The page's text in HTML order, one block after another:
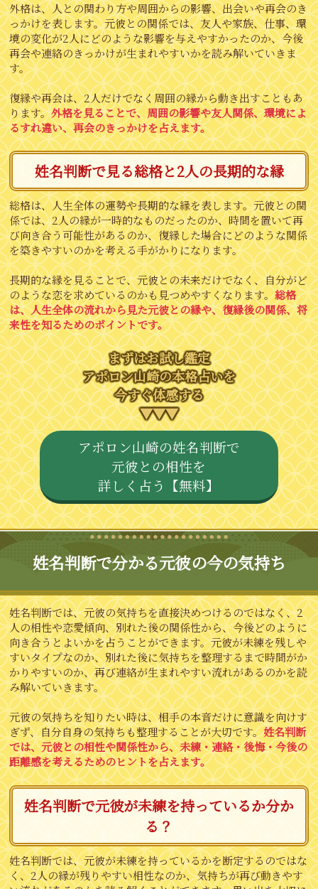
外格は、人との関わり方や周囲からの影響、出会いや再会のき
っかけを表します。元彼との関係では、友人や家族、仕事、環
境の変化が2人にどのような影響を与えやすかったのか、今後
再会や連絡のきっかけが生まれやすいかを読み解いていきま
す。
復縁や再会は、2人だけでなく周囲の縁から動き出すこともあ
ります。外格を見ることで、周囲の影響や友人関係、環境によ
るすれ違い、再会のきっかけを占えます。
姓名判断で見る総格と2人の長期的な縁
総格は、人生全体の運勢や長期的な縁を表します。元彼との関
係では、2人の縁が一時的なものだったのか、時間を置いて再
び向き合う可能性があるのか、復縁した場合にどのような関係
を築きやすいのかを考える手がかりになります。
長期的な縁を見ることで、元彼との未来だけでなく、自分がど
のような恋を求めているのかも見つめやすくなります。総格
は、人生全体の流れから見た元彼との縁や、復縁後の関係、将
来性を知るためのポイントです。
まずはお試し鑑定
アポロン山崎の本格占いを
今すぐ体感する
▼▼▼
アポロン山崎の姓名判断で
元彼との相性を
詳しく占う【無料】
姓名判断で分かる元彼の今の気持ち
姓名判断では、元彼の気持ちを直接決めつけるのではなく、2
人の相性や恋愛傾向、別れた後の関係性から、今後どのように
向き合うとよいかを占うことができます。元彼が未練を残しや
すいタイプなのか、別れた後に気持ちを整理するまで時間がか
かりやすいのか、再び連絡が生まれやすい流れがあるのかを読
み解いていきます。
元彼の気持ちを知りたい時は、相手の本音だけに意識を向けす
ぎず、自分自身の気持ちも整理することが大切です。姓名判断
では、元彼との相性や関係性から、未練・連絡・後悔・今後の
距離感を考えるためのヒントを占えます。
姓名判断で元彼が未練を持っているか分か
る？
姓名判断では、元彼が未練を持っているかを断定するのではな
く、2人の縁が残りやすい相性なのか、気持ちが再び動きやす